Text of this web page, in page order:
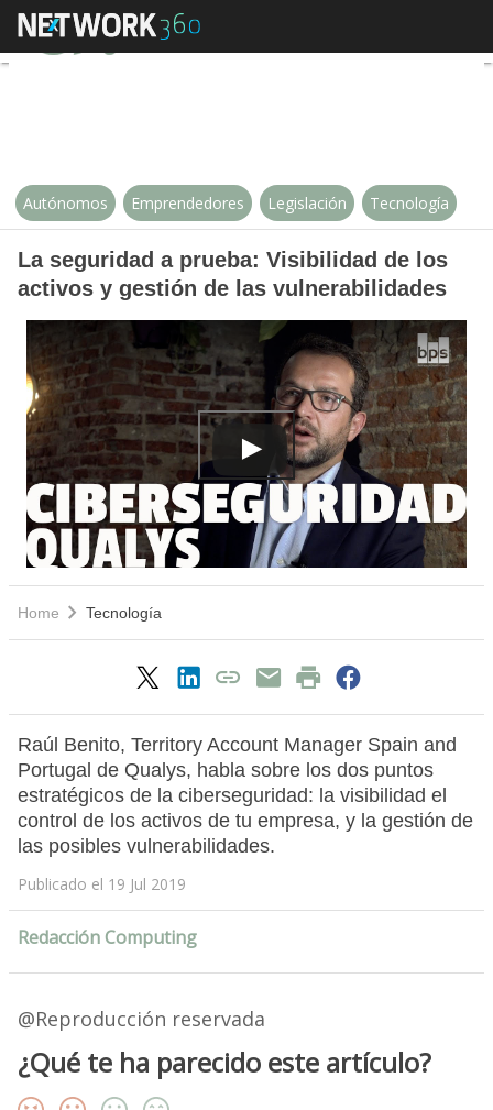
La seguridad a prueba:
Autónomos Emprendedores Legislación Tecnología
La seguridad a prueba: Visibilidad de los
activos y gestión de las vulnerabilidades
Home Tecnología
Raúl Benito, Territory Account Manager Spain and
Portugal de Qualys, habla sobre los dos puntos
estratégicos de la ciberseguridad: la visibilidad el
control de los activos de tu empresa, y la gestión de
las posibles vulnerabilidades.
Publicado el 19 Jul 2019
Redacción Computing
@Reproducción reservada
¿Qué te ha parecido este artículo?